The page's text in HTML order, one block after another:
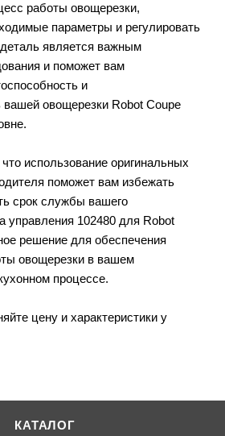
работы овощерезки,
параметры и регулировать
является важным
и поможет вам
и
вашей овощерезки Robot Coupe
использование оригинальных
поможет вам избежать
срок службы вашего
управления 102480 для Robot
решение для обеспечения
овощерезки в вашем
процессе.
цену и характеристики у
КАТАЛОГ